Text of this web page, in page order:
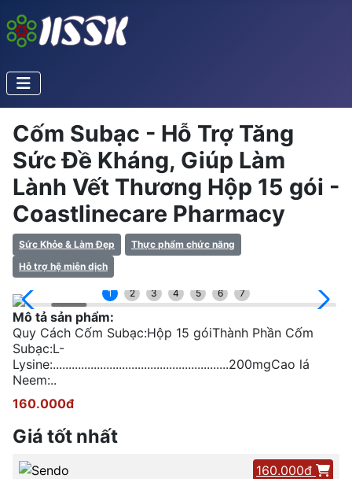
Cốm Subạc - Hỗ Trợ Tăng
Sức Đề Kháng, Giúp Làm
Lành Vết Thương Hộp 15 gói -
Coastlinecare Pharmacy
Sức Khỏe & Làm Đẹp
Thực phẩm chức năng
Hỗ trợ hệ miễn dịch
1 2 3 4 5 6 7
Mô tả sản phẩm:
Quy Cách Cốm Subạc:Hộp 15 góiThành Phần Cốm
Subạc:L-
Lysine:........................................................200mgCao lá
Neem:..
160.000đ
Giá tốt nhất
160.000đ